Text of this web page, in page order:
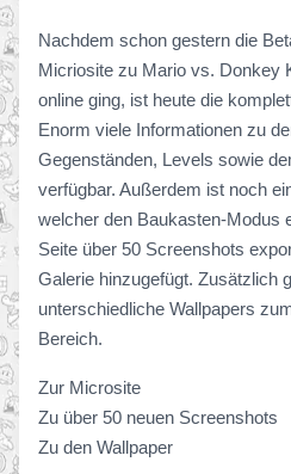
Nachdem schon gestern die
Micriosite zu Mario vs. Donkey
online ging, ist heute die
Enorm viele Informationen zu
Gegenständen, Levels sowie
verfügbar. Außerdem ist noch
welcher den Baukasten-Modus
Seite über 50 Screenshots
Galerie hinzugefügt. Zusätzlich
unterschiedliche Wallpapers
Bereich.
Zur Microsite
Zu über 50 neuen Screenshots
Zu den Wallpaper